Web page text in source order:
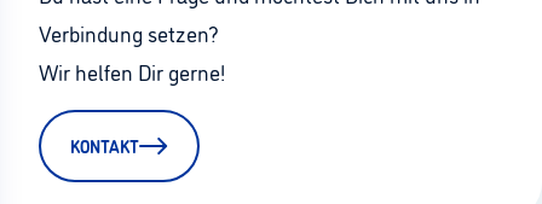
Verbindung setzen?
Wir helfen Dir gerne!
KONTAKT